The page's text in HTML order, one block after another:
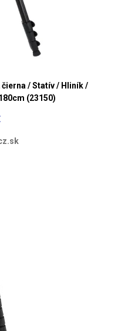
/ Statív / Hliník /
(23150)